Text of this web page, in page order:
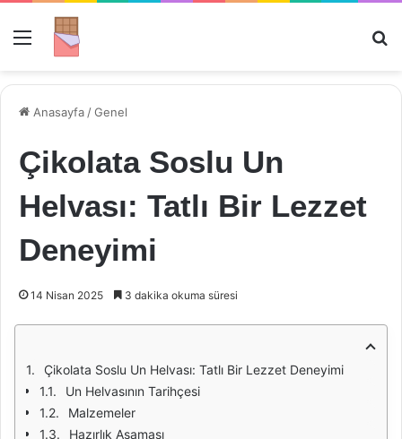
Menü
Anasayfa /Genel
Çikolata Soslu Un
Helvası: Tatlı Bir Lezzet
Deneyimi
14 Nisan 2025 3 dakika okuma süresi
Çikolata Soslu Un Helvası: Tatlı Bir Lezzet Deneyimi
Un Helvasının Tarihçesi
Malzemeler
Hazırlık Aşaması